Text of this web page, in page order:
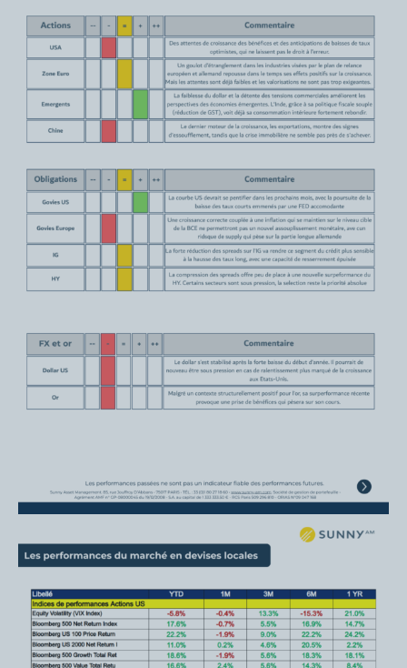
Sunny AM, en qualité de « gérant de
portefeuille » ou de « distributeur » est
susceptible de verser à des tiers ou de
percevoir de tiers, des rémunérations ou
commissions, ou bien encore de fournir ou
recevoir des « avantages monétaires
mineurs » en lien avec une prestation de
service d’investissement ou service
auxiliaire. Toute précision complémentaire
relative à ces rémunérations sera fournie
sur simple demande formulée auprès de la
Société de Gestion.